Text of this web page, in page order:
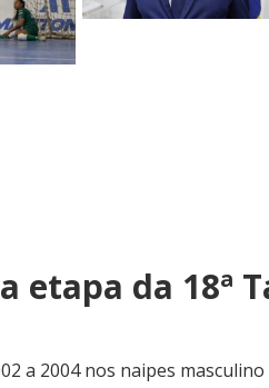
etapa da 18ª
a 2004 nos naipes